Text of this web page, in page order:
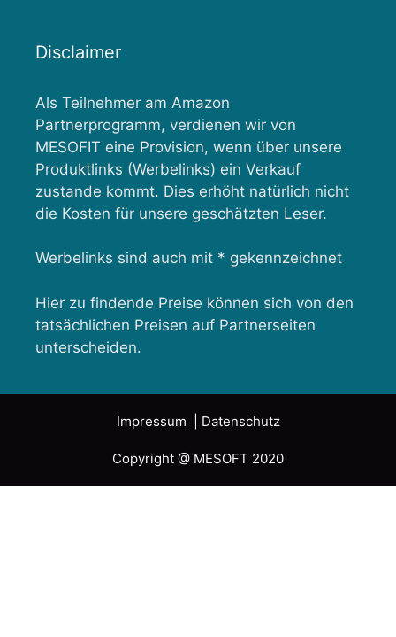
Disclaimer
Als Teilnehmer am Amazon
Partnerprogramm, verdienen wir von
MESOFIT eine Provision, wenn über unsere
Produktlinks (Werbelinks) ein Verkauf
zustande kommt. Dies erhöht natürlich nicht
die Kosten für unsere geschätzten Leser.
Werbelinks sind auch mit * gekennzeichnet
Hier zu findende Preise können sich von den
tatsächlichen Preisen auf Partnerseiten
unterscheiden.
Impressum | Datenschutz
Copyright @ MESOFT 2020